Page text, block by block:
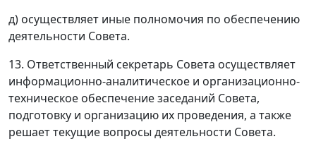
д) осуществляет иные полномочия по обеспечению
деятельности Совета.
13. Ответственный секретарь Совета осуществляет
информационно-аналитическое и организационно-
техническое обеспечение заседаний Совета,
подготовку и организацию их проведения, а также
решает текущие вопросы деятельности Совета.